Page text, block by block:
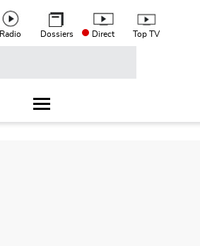
menu
Radio Dossiers Direct Top TV